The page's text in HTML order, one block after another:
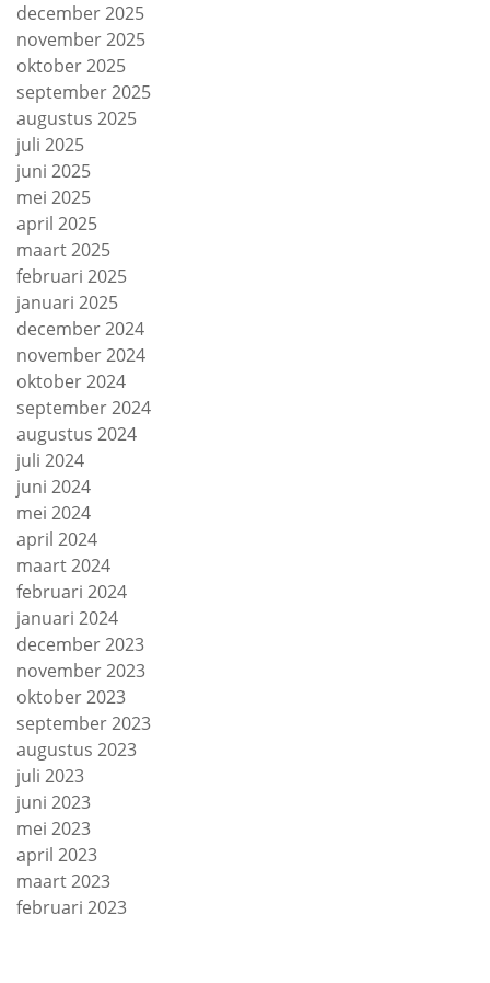
december 2025
november 2025
oktober 2025
september 2025
augustus 2025
juli 2025
juni 2025
mei 2025
april 2025
maart 2025
februari 2025
januari 2025
december 2024
november 2024
oktober 2024
september 2024
augustus 2024
juli 2024
juni 2024
mei 2024
april 2024
maart 2024
februari 2024
januari 2024
december 2023
november 2023
oktober 2023
september 2023
augustus 2023
juli 2023
juni 2023
mei 2023
april 2023
maart 2023
februari 2023